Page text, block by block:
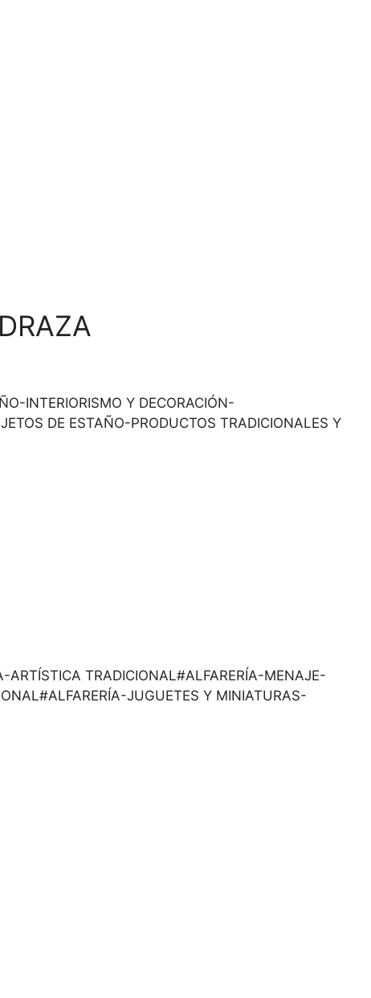
INTERIORISMO Y DECORACIÓN-
DE ESTAÑO-PRODUCTOS TRADICIONALES Y
TRADICIONAL#ALFARERÍA-MENAJE-
JUGUETES Y MINIATURAS-